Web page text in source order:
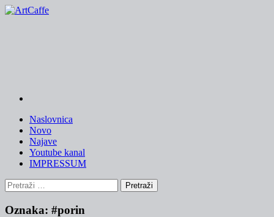
Skip
Naslovnica
Novo
Najave
Youtube kanal
IMPRESSUM
Pretraži:
Oznaka: #porin